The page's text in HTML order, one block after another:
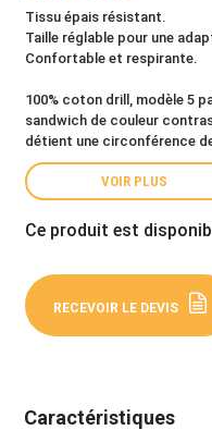
Tissu épais résistant.
Taille réglable pour une
Confortable et respirante.
100% coton drill, modèle 5
sandwich de couleur
détient une circonférence
VOIR PLUS
Ce produit est
RECEVOIR LE DEVIS
Caractéristiques